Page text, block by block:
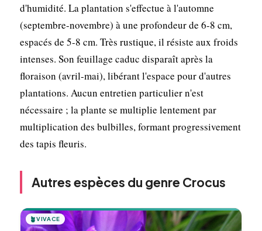
d'humidité. La plantation s'effectue à l'automne
(septembre-novembre) à une profondeur de 6-8 cm,
espacés de 5-8 cm. Très rustique, il résiste aux froids
intenses. Son feuillage caduc disparaît après la
floraison (avril-mai), libérant l'espace pour d'autres
plantations. Aucun entretien particulier n'est
nécessaire ; la plante se multiplie lentement par
multiplication des bulbilles, formant progressivement
des tapis fleuris.
Autres espèces du genre Crocus
🪴VIVACE